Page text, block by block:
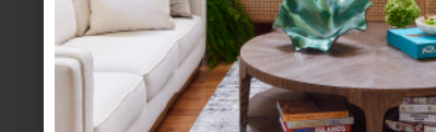
january 28 2025
LLADRÓ: LA PERFECTA
FUSIÓN ENTRE ARTE,
MAESTRÍA Y
TRADICIÓN